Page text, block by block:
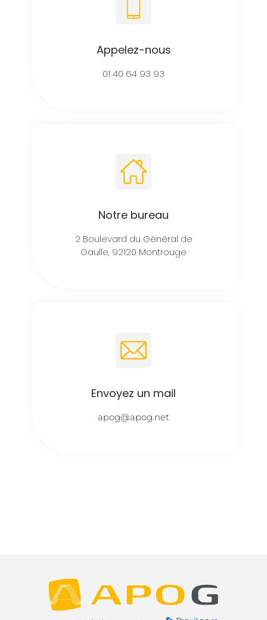
Appelez-nous
01 40 64 93 93
Notre bureau
2 Boulevard du Général de
Gaulle, 92120 Montrouge
Envoyez un mail
apog@apog.net